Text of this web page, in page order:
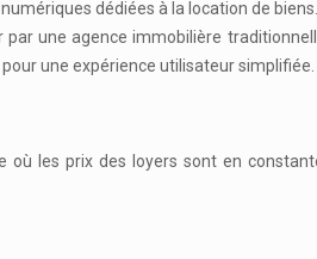
dédiées à la location de
une agence immobilière
une expérience utilisateur simplifiée.
les prix des loyers sont en